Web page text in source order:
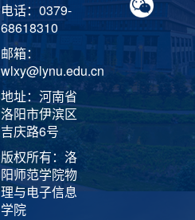
电话：0379-
68618310
邮箱：
wlxy@lynu.edu.cn
地址：河南省
洛阳市伊滨区
吉庆路6号
版权所有：洛
阳师范学院物
理与电子信息
学院